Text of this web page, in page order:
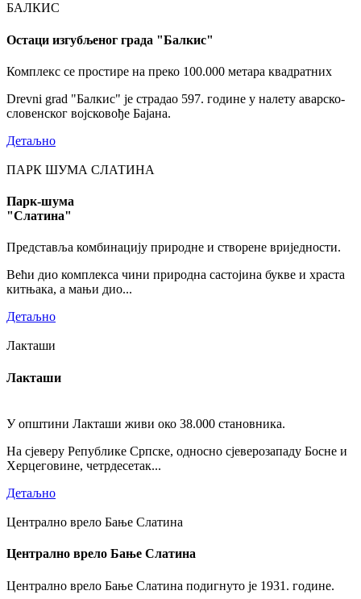
БАЛКИС
Остаци изгубљеног града "Балкис"
Комплекс се простире на преко 100.000 метара квадратних
Drevni grad "Балкис" је страдао 597. године у налету аварско-
словенског војсковође Бајана.
Детаљно
ПАРК ШУМА СЛАТИНА
Парк-шума
"Слатина"
Представља комбинацију природне и створене вриједности.
Већи дио комплекса чини природна састојина букве и храста
китњака, а мањи дио...
Детаљно
Лакташи
Лакташи
У општини Лакташи живи око 38.000 становника.
На сјеверу Републике Српске, односно сјеверозападу Босне и
Херцеговине, четрдесетак...
Детаљно
Централно врело Бање Слатина
Централно врело Бање Слатина
Централно врело Бање Слатина подигнуто је 1931. године.